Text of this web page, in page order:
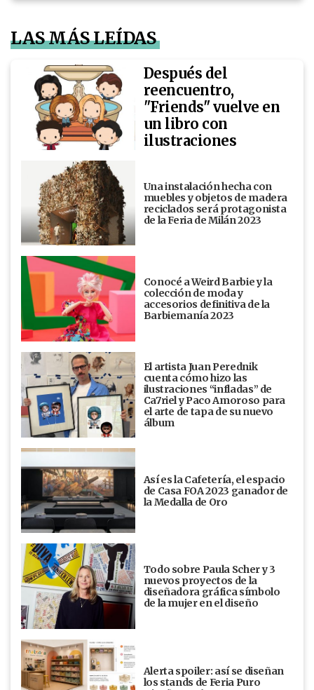
LAS MÁS LEÍDAS
Después del
reencuentro,
"Friends" vuelve en
un libro con
ilustraciones
Una instalación hecha con
muebles y objetos de madera
reciclados será protagonista
de la Feria de Milán 2023
Conocé a Weird Barbie y la
colección de moda y
accesorios definitiva de la
Barbiemanía 2023
El artista Juan Perednik
cuenta cómo hizo las
ilustraciones “infladas” de
Ca7riel y Paco Amoroso para
el arte de tapa de su nuevo
álbum
Así es la Cafetería, el espacio
de Casa FOA 2023 ganador de
la Medalla de Oro
Todo sobre Paula Scher y 3
nuevos proyectos de la
diseñadora gráfica símbolo
de la mujer en el diseño
Alerta spoiler: así se diseñan
los stands de Feria Puro